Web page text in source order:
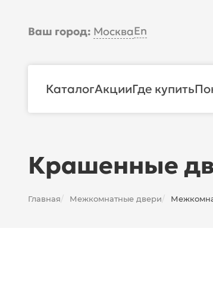
Ваш город: МоскваEn
КаталогАкцииГде купить
Крашенные
Главная/ Межкомнатные двери/